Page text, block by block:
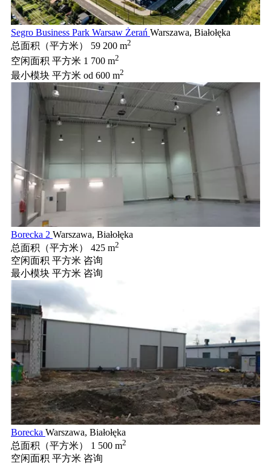
Segro Business Park Warsaw Żerań Warszawa, Białołęka
总面积（平方米）
59 200 m2
空闲面积 平方米 1 700 m2
最小模块 平方米 od 600 m2
Borecka 2 Warszawa, Białołęka
总面积（平方米）
425 m2
空闲面积 平方米 咨询
最小模块 平方米 咨询
Borecka Warszawa, Białołęka
总面积（平方米）
1 500 m2
空闲面积 平方米 咨询